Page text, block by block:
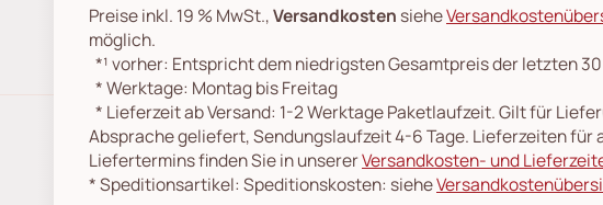
Preise inkl. 19 % MwSt.,Versandkosten siehe
möglich.
*¹vorher: Entspricht dem niedrigsten Gesamtpreis der letzten
*Werktage: Montag bis Freitag
* Lieferzeit ab Versand: 1-2 Werktage Paketlaufzeit. Gilt für
Absprache geliefert, Sendungslaufzeit 4-6 Tage. Lieferzeiten für
Liefertermins finden Sie in unsererVersandkosten- und
*Speditionsartikel: Speditionskosten: siehe